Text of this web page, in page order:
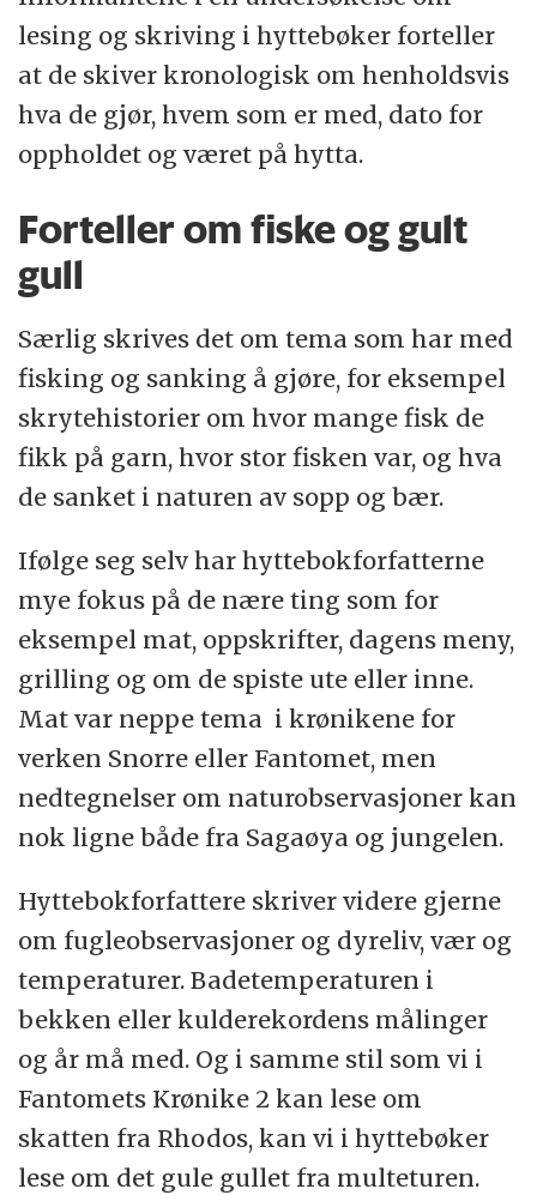
lesing og skriving i hyttebøker forteller
at de skiver kronologisk om henholdsvis
hva de gjør, hvem som er med, dato for
oppholdet og været på hytta.
Forteller om fiske og gult
gull
Særlig skrives det om tema som har med
fisking og sanking å gjøre, for eksempel
skrytehistorier om hvor mange fisk de
fikk på garn, hvor stor fisken var, og hva
de sanket i naturen av sopp og bær.
Ifølge seg selv har hyttebokforfatterne
mye fokus på de nære ting som for
eksempel mat, oppskrifter, dagens meny,
grilling og om de spiste ute eller inne.
Mat var neppe tema i krønikene for
verken Snorre eller Fantomet, men
nedtegnelser om naturobservasjoner kan
nok ligne både fra Sagaøya og jungelen.
Hyttebokforfattere skriver videre gjerne
om fugleobservasjoner og dyreliv, vær og
temperaturer. Badetemperaturen i
bekken eller kulderekordens målinger
og år må med. Og i samme stil som vi i
Fantomets Krønike 2 kan lese om
skatten fra Rhodos, kan vi i hyttebøker
lese om det gule gullet fra multeturen.